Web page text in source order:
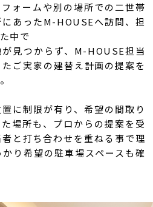
ォームや別の場所での二世帯
あったM-HOUSEへ訪問、担
中で
見つからず、M-HOUSE担当
ご実家の建替え計画の提案を
に制限が有り、希望の間取り
場所も、プロからの提案を受
と打ち合わせを重ねる事で理
り希望の駐車場スペースも確